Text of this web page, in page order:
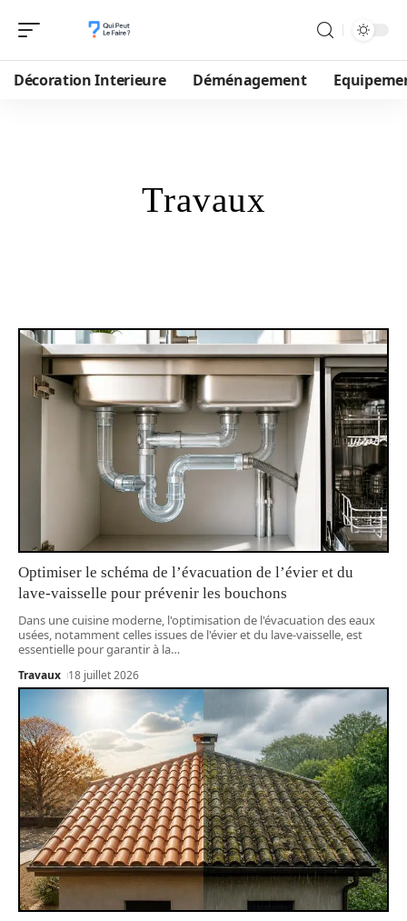
Décoration Interieure Déménagement
Travaux
Optimiser le schéma de l’évacuation de l’évier et du
lave-vaisselle pour prévenir les bouchons
Dans une cuisine moderne, l'optimisation de l'évacuation des eaux
usées, notamment celles issues de l'évier et du lave-vaisselle, est
essentielle pour garantir à la…
Travaux 18 juillet 2026